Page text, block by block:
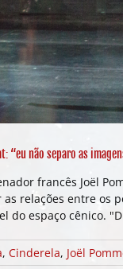
“eu não separo as
francês Joël
relações entre os
do espaço cênico.
, Cinderela, Joël